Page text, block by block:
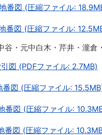
番図 (圧縮ファイル:
番図 (圧縮ファイル:
谷・元中白木・芹井・瀧倉
図 (PDFファイル: 2.7MB)
番図 (圧縮ファイル:
番図 (圧縮ファイル:
番図 (圧縮ファイル: